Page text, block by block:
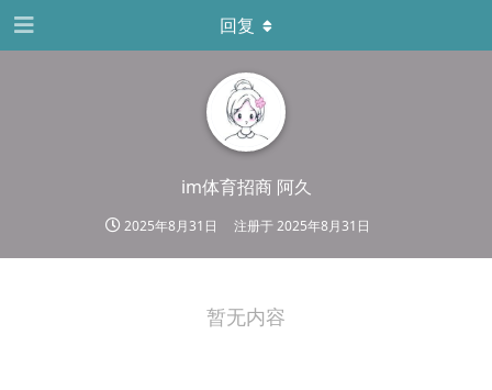
im体育招商 阿久
2025年8月31日 注册于2025年8月31日
回复
暂无内容